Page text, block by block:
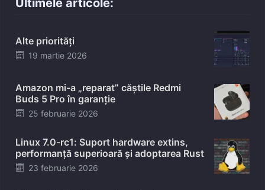
Ultimele articole:
Alte priorități
Posted
19 martie 2026
Amazon mi-a „reparat” căștile Redmi
Buds 5 Pro în garanție
Posted
25 februarie 2026
Linux 7.0-rc1: Suport hardware extins,
performanță superioară și adoptarea Rust
Posted
23 februarie 2026